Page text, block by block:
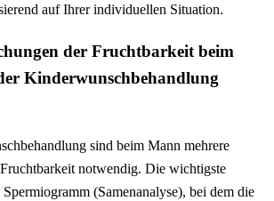
auf Ihrer individuellen Situation.
der Fruchtbarkeit beim
Kinderwunschbehandlung
sind beim Mann mehrere
notwendig. Die wichtigste
(Samenanalyse), bei dem die